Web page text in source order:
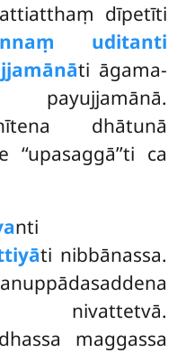
dīpetīti
uditanti
ti āgama-
dhātunā
ca
nti
ti nibbānassa.
nivattetvā.
maggassa